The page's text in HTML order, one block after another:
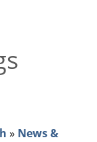
» News &